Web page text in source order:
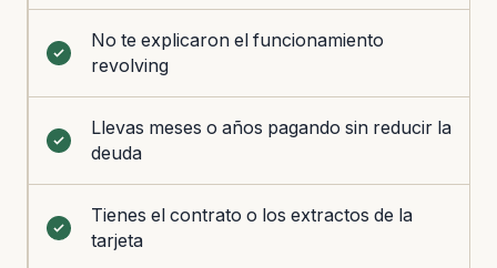
No te explicaron el funcionamiento
revolving
Llevas meses o años pagando sin reducir la
deuda
Tienes el contrato o los extractos de la
tarjeta